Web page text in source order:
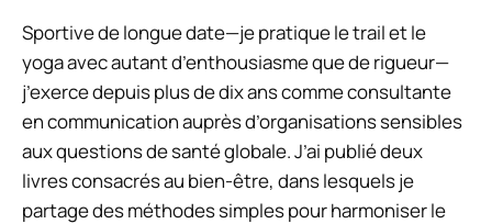
Sportive de longue date—je pratique le trail et le
yoga avec autant d’enthousiasme que de rigueur—
j’exerce depuis plus de dix ans comme consultante
en communication auprès d’organisations sensibles
aux questions de santé globale. J’ai publié deux
livres consacrés au bien-être, dans lesquels je
partage des méthodes simples pour harmoniser le